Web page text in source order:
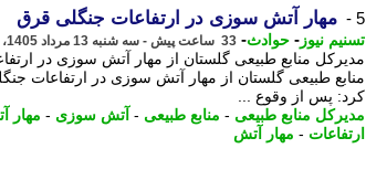
5 - مهار آتش سوزی در ارتفاعات جنگلی قرق
تسنیم نیوز - حوادث- 33 ساعت پیش - سه شنبه 13 مرداد 1405، 19:05
مدیرکل منابع طبیعی گلستان از مهار آتش سوزی در
منابع طبیعی گلستان از مهار آتش سوزی در ارتفاعات
کرد: پس از وقوع ...
مدیرکل منابع طبیعی - منابع طبیعی - آتش سوزی - مهار
ارتفاعات - مهار آتش